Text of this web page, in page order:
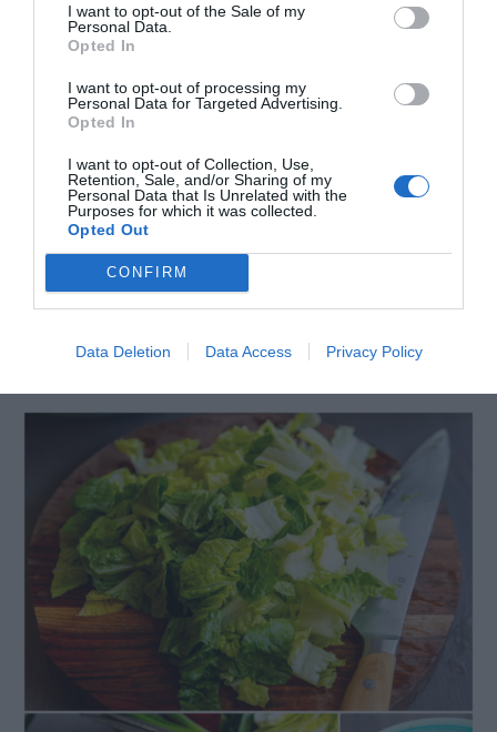
I want to opt-out of the Sale of my
Personal Data.
Opted In
I want to opt-out of processing my
Personal Data for Targeted Advertising.
Opted In
I want to opt-out of Collection, Use,
Retention, Sale, and/or Sharing of my
Personal Data that Is Unrelated with the
Purposes for which it was collected.
Opted Out
CONFIRM
Data Deletion Data Access Privacy Policy